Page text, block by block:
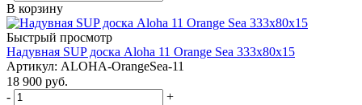
В корзину
Быстрый просмотр
Надувная SUP доска Aloha 11 Orange Sea 333x80x15
Артикул: ALOHA-OrangeSea-11
18 900 руб.
-
+